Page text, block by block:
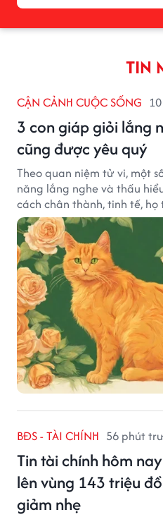
TIN
CẬN CẢNH CUỘC SỐNG
3 con giáp giỏi lắng
cũng được yêu quý
Theo quan niệm tử vi, một
năng lắng nghe và thấu
cách chân thành, tinh tế,
tạo dựng nhiều mối quan
BĐS - TÀI CHÍNH 56 phút
Tin tài chính hôm
lên vùng 143 triệu
giảm nhẹ